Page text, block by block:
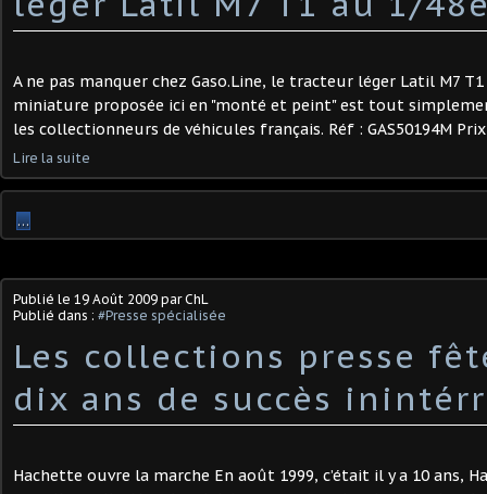
A ne pas manquer chez Gaso.Line, le tracteur léger Latil M7
miniature proposée ici en "monté et peint" est tout
les collectionneurs de véhicules français. Réf : GAS50194M
Lire la suite
…
Publié le 19 Août 2009 par ChL
Publié dans : #Presse spécialisée
Les collections presse
dix ans de succès
Hachette ouvre la marche En août 1999, c’était il y a 10 ans,